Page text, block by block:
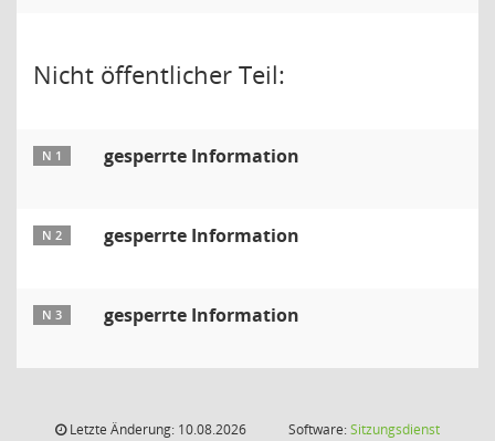
Nicht öffentlicher Teil:
N 1 gesperrte Information
N 2 gesperrte Information
N 3 gesperrte Information
Letzte Änderung: 10.08.2026
Software:Sitzungsdienst